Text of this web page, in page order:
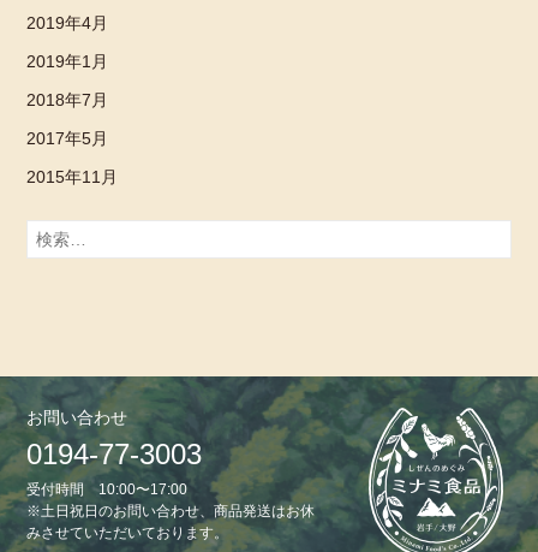
2019年4月
2019年1月
2018年7月
2017年5月
2015年11月
検
索:
お問い合わせ
0194-77-3003
受付時間 10:00〜17:00
※土日祝日のお問い合わせ、商品発送はお休
みさせていただいております。